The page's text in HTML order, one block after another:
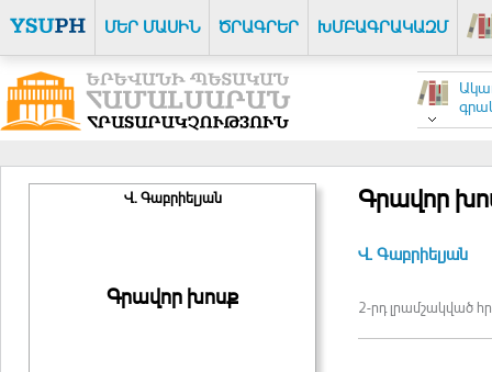
ՄԵՐ ՄԱՍԻՆ ԾՐԱԳՐԵՐ ԽՄԲԱԳՐԱԿԱԶՄ
Վ. Գաբրիելյան
Գրավոր խոսք
Գրավոր
Վ. Գաբրիելյան
2-րդ լրամշակված